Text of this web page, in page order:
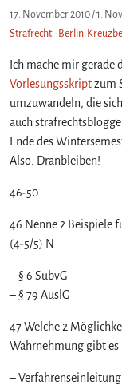
17. November 2010 /1.
Strafrecht - Berlin-
Ich mache mir gerade
Vorlesungsskriptzum
umzuwandeln, die
auch
Ende des
Also: Dranbleiben!
46-50
46 Nenne 2 Beispiele
(4-5/5) N
– § 6 SubvG
– § 79 AuslG
47 Welche 2
Wahrnehmung gibt es
–